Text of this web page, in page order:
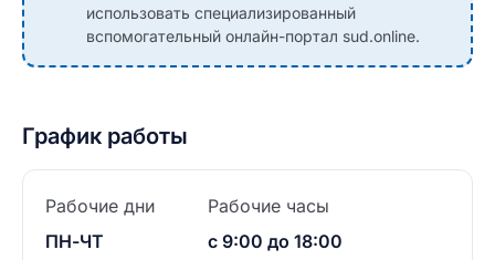
использовать специализированный
вспомогательный онлайн-портал sud.online.
График работы
Рабочие дни
ПН-ЧТ
Рабочие часы
с 9:00 до 18:00